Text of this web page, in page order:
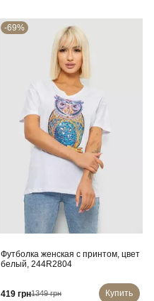
-69%
Футболка женская с принтом, цвет
белый, 244R2804
419 грн1349 грн Купить